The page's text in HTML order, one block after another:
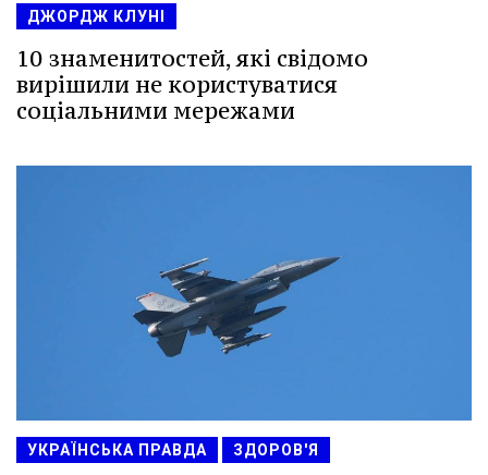
ДЖОРДЖ КЛУНІ
10 знаменитостей, які свідомо
вирішили не користуватися
соціальними мережами
УКРАЇНСЬКА ПРАВДА ЗДОРОВ'Я